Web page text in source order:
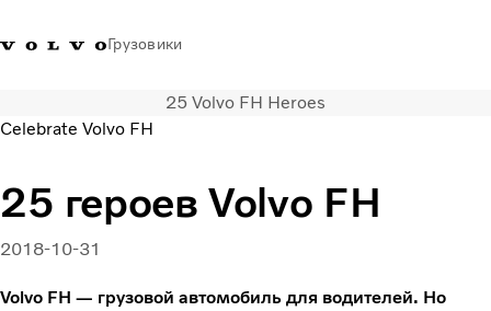
Грузовики
Галлерея Volvo Trucks Вход в систему
Транспортные решения
Грузовые автомобили
Услуги
Новости
25 Volvo FH Heroes
Celebrate Volvo FH
25 героев Volvo FH
2018-10-31
Volvo FH — грузовой автомобиль для водителей. Но